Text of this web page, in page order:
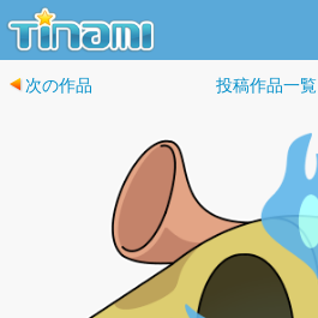
次の作品 投稿作品一覧